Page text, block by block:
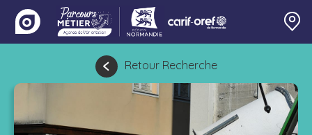
Retour Recherche